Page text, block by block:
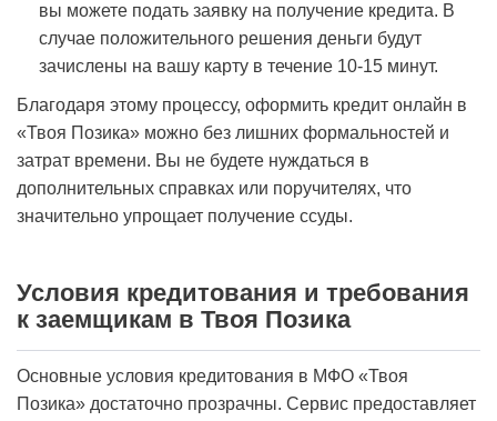
вы можете подать заявку на получение кредита. В
случае положительного решения деньги будут
зачислены на вашу карту в течение 10-15 минут.
Благодаря этому процессу, оформить кредит онлайн в
«Твоя Позика» можно без лишних формальностей и
затрат времени. Вы не будете нуждаться в
дополнительных справках или поручителях, что
значительно упрощает получение ссуды.
Условия кредитования и требования
к заемщикам в Твоя Позика
Основные условия кредитования в МФО «Твоя
Позика» достаточно прозрачны. Сервис предоставляет